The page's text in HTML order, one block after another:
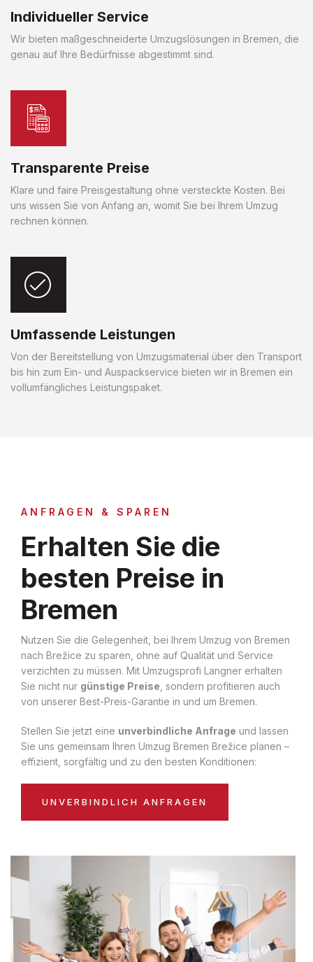
Individueller Service
Wir bieten maßgeschneiderte Umzugslösungen in Bremen, die
genau auf Ihre Bedürfnisse abgestimmt sind.
Transparente Preise
Klare und faire Preisgestaltung ohne versteckte Kosten. Bei
uns wissen Sie von Anfang an, womit Sie bei Ihrem Umzug
rechnen können.
Umfassende Leistungen
Von der Bereitstellung von Umzugsmaterial über den Transport
bis hin zum Ein- und Auspackservice bieten wir in Bremen ein
vollumfängliches Leistungspaket.
ANFRAGEN & SPAREN
Erhalten Sie die
besten Preise in
Bremen
Nutzen Sie die Gelegenheit, bei Ihrem Umzug von Bremen
nach Brežice zu sparen, ohne auf Qualität und Service
verzichten zu müssen. Mit Umzugsprofi Langner erhalten
Sie nicht nur günstige Preise , sondern profitieren auch
von unserer Best-Preis-Garantie in und um Bremen.
Stellen Sie jetzt eine unverbindliche Anfrage und lassen
Sie uns gemeinsam Ihren Umzug Bremen Brežice planen –
effizient, sorgfältig und zu den besten Konditionen:
UNVERBINDLICH ANFRAGEN